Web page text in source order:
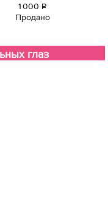
1000 Р
уб.
Продано
глаз